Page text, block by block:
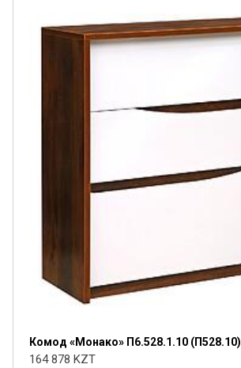
Комод «Монако» П6.528.1.10 (П528.10)
164 878 KZT